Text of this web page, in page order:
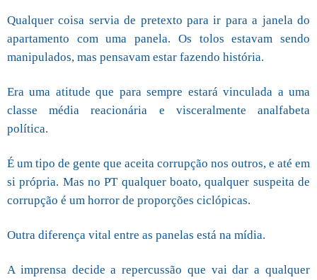
Qualquer coisa servia de pretexto para ir para a janela do
apartamento com uma panela. Os tolos estavam sendo
manipulados, mas pensavam estar fazendo história.
Era uma atitude que para sempre estará vinculada a uma
classe média reacionária e visceralmente analfabeta
política.
É um tipo de gente que aceita corrupção nos outros, e até em
si própria. Mas no PT qualquer boato, qualquer suspeita de
corrupção é um horror de proporções ciclópicas.
Outra diferença vital entre as panelas está na mídia.
A imprensa decide a repercussão que vai dar a qualquer